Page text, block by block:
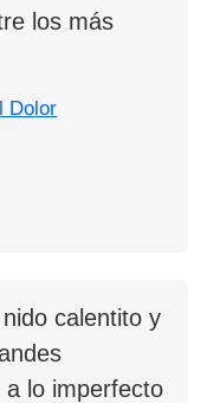
los más
Dolor
calentito y
a lo imperfecto